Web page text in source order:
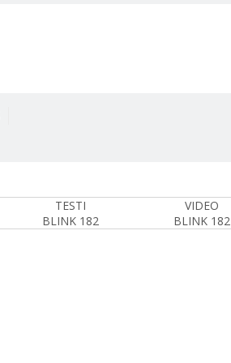
TESTI
BLINK 182
VIDEO
BLINK 182